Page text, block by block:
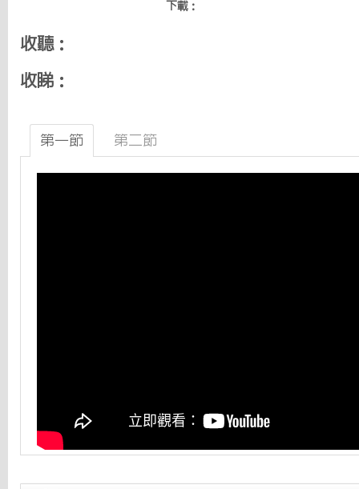
下載：
收聽：
收睇：
第一節 第二節